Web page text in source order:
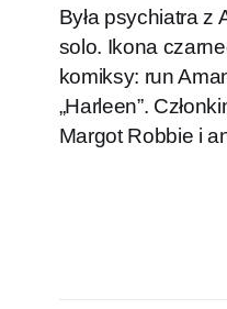
Była psychiatra z
solo. Ikona
komiksy: run
„Harleen”.
Margot Robbie i